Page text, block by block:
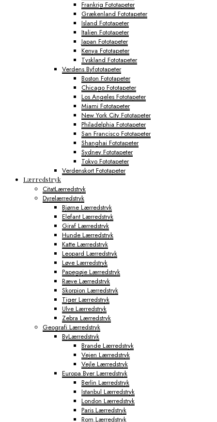
Frankrig Fototapeter
Grækenland Fototapeter
Island Fototapeter
Italien Fototapeter
Japan Fototapeter
Kenya Fototapeter
Tyskland Fototapeter
Verdens Byfototapeter
Boston Fototapeter
Chicago Fototapeter
Los Angeles Fototapeter
Miami Fototapeter
New York City Fototapeter
Philadelphia Fototapeter
San Francisco Fototapeter
Shanghai Fototapeter
Sydney Fototapeter
Tokyo Fototapeter
Verdenskort Fototapeter
Lærredstryk
CitatLærredstryk
Dyrelærredstryk
Bjørne Lærredstryk
Elefant Lærredstryk
Giraf Lærredstryk
Hunde Lærredstryk
Katte Lærredstryk
Leopard Lærredstryk
Løve Lærredstryk
Papegøje Lærredstryk
Ræve Lærredstryk
Skorpion Lærredstryk
Tiger Lærredstryk
Ulve Lærredstryk
Zebra Lærredstryk
Geografi Lærredstryk
ByLærredstryk
Brande Lærredstryk
Vejen Lærredstryk
Vejle Lærredstryk
Europa Byer Lærredstryk
Berlin Lærredstryk
Istanbul Lærredstryk
London Lærredstryk
Paris Lærredstryk
Rom Lærredstryk